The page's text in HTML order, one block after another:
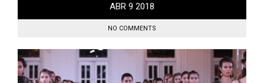
ABR 9 2018
NO COMMENTS